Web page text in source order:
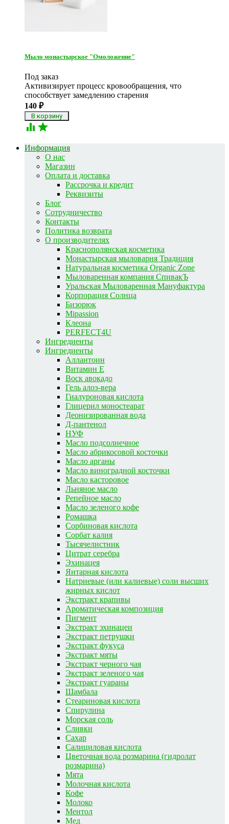
Мыло монастырское "Омоложение"
Под заказ
Активизирует процесс кровообращения, что
способствует замедлению старения
140 ₽
 
Информация
О нас
Магазин
Оплата и доставка
Рассрочка и кредит
Реквизиты
Блог
Сотрудничество
Контакты
Политика возврата
О производителях
Краснополянская косметика
Монастырская мыловарня Традиция
Натуральная косметика Organic Zone
Мыловаренная компания СпивакЪ
Уральская Мыловаренная Мануфактура
Корпорация Солнца
Бизорюк
Mipassion
Клеона
PERFECT4U
Ингредиенты
Ингредиенты
Аллантоин
Витамин E
Воск авокадо
Гель алоэ-вера
Гиалуроновая кислота
Глицерил моностеарат
Деонизированная вода
Д-пантенол
НУФ
Масло подсолнечное
Масло абрикосовой косточки
Масло арганы
Масло виноградной косточки
Масло касторовое
Льняное масло
Репейное масло
Масло зеленого кофе
Ромашка
Сорбиновая кислота
Сорбат калия
Тысячелистник
Цитрат серебра
Эхинацея
Янтарная кислота
Натриевые (или калиевые) соли высших
жирных кислот
Экстракт крапивы
Ароматическая композиция
Пигмент
Экстракт эхинацеи
Экстракт петрушки
Экстракт фукуса
Экстракт мяты
Экстракт черного чая
Экстракт зеленого чая
Экстракт гуараны
Шамбала
Стеариновая кислота
Спирулина
Морская соль
Сливки
Сахар
Салициловая кислота
Цветочная вода розмарина (гидролат
розмарина)
Мята
Молочная кислота
Кофе
Молоко
Ментол
Мед